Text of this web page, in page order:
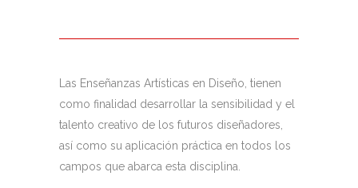
Las Enseñanzas Artísticas en Diseño, tienen
como finalidad desarrollar la sensibilidad y el
talento creativo de los futuros diseñadores,
así como su aplicación práctica en todos los
campos que abarca esta disciplina.